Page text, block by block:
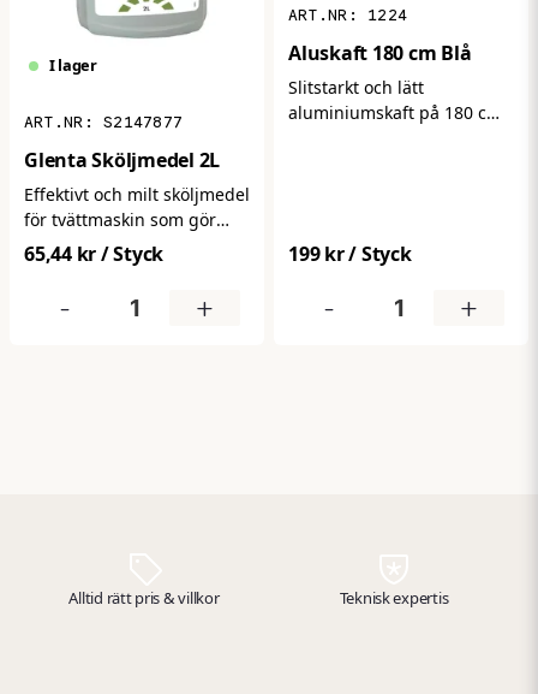
I lager
S2147877
Glenta Sköljmedel 2L
Effektivt och milt sköljmedel
för tvättmaskin som gör
tvättgods mjukt, följsamt
och mer behagligt att bära
– samtidigt som det
minskar statisk elektricitet.
65,44 kr/ Styck
- +
1224
Aluskaft 180 cm Blå
Slitstarkt och lätt
aluminium­skaft på 180 cm
ergonomi och smidig
det passar de flesta
199 kr/ Styck
- +
Alltid rätt pris & villkor Teknisk expertis